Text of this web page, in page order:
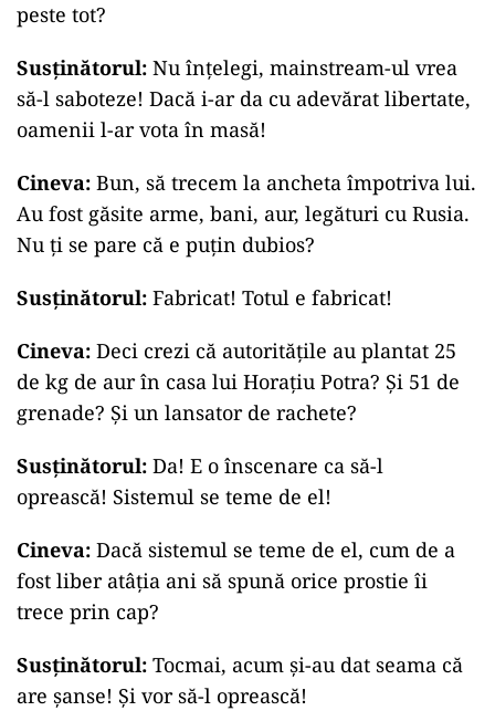
peste tot?
Susținătorul: Nu înțelegi, mainstream-ul vrea
să-l saboteze! Dacă i-ar da cu adevărat libertate,
oamenii l-ar vota în masă!
Cineva: Bun, să trecem la ancheta împotriva lui.
Au fost găsite arme, bani, aur, legături cu Rusia.
Nu ți se pare că e puțin dubios?
Susținătorul: Fabricat! Totul e fabricat!
Cineva: Deci crezi că autoritățile au plantat 25
de kg de aur în casa lui Horațiu Potra? Și 51 de
grenade? Și un lansator de rachete?
Susținătorul: Da! E o înscenare ca să-l
oprească! Sistemul se teme de el!
Cineva: Dacă sistemul se teme de el, cum de a
fost liber atâția ani să spună orice prostie îi
trece prin cap?
Susținătorul: Tocmai, acum și-au dat seama că
are șanse! Și vor să-l oprească!